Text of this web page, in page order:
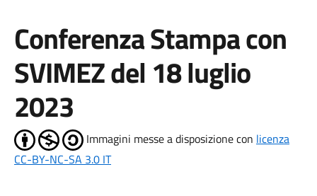
Conferenza Stampa con
SVIMEZ del 18 luglio
2023
Immagini messe a disposizione con licenza
CC-BY-NC-SA 3.0 IT